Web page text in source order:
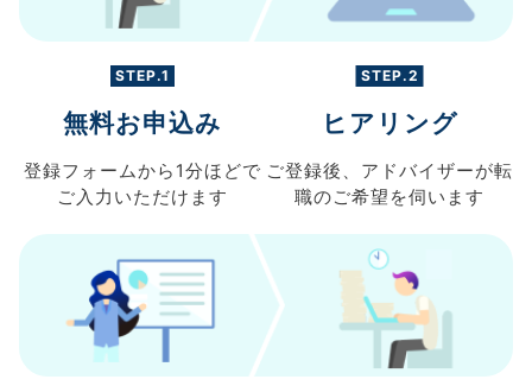
STEP.1
無料お申込み
登録フォームから 1分ほどで
ご入力 いただけます
STEP.2
ヒアリング
ご登録後、 アドバイザーが転
職のご希望を伺います